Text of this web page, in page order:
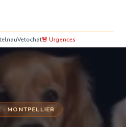
Vetochat🚨 Urgences
· MONTPELLIER